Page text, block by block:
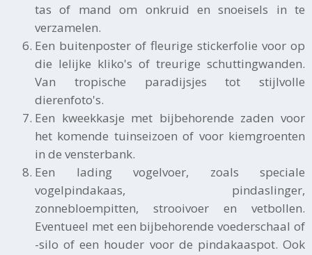
tas of mand om onkruid en snoeisels in te
verzamelen.
Een buitenposter of fleurige stickerfolie voor op
die lelijke kliko's of treurige schuttingwanden.
Van tropische paradijsjes tot stijlvolle
dierenfoto's.
Een kweekkasje met bijbehorende zaden voor
het komende tuinseizoen of voor kiemgroenten
in de vensterbank.
Een lading vogelvoer, zoals speciale
vogelpindakaas, pindaslinger,
zonnebloempitten, strooivoer en vetbollen.
Eventueel met een bijbehorende voederschaal of
-silo of een houder voor de pindakaaspot. Ook